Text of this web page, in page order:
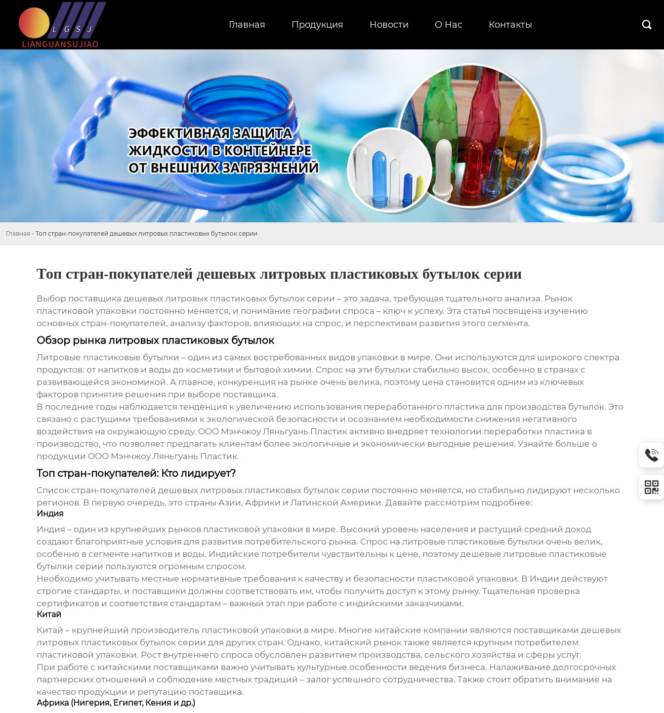
Главная Продукция Новости О Hас Контакты 
Главная - Топ стран-покупателей дешевых литровых пластиковых бутылок серии
Топ стран-покупателей дешевых литровых пластиковых бутылок серии
Выбор поставщика дешевых литровых пластиковых бутылок серии – это задача, требующая тщательного анализа. Рынок
пластиковой упаковки постоянно меняется, и понимание географии спроса – ключ к успеху. Эта статья посвящена изучению
основных стран-покупателей, анализу факторов, влияющих на спрос, и перспективам развития этого сегмента.
Обзор рынка литровых пластиковых бутылок
Литровые пластиковые бутылки – один из самых востребованных видов упаковки в мире. Они используются для широкого спектра
продуктов: от напитков и воды до косметики и бытовой химии. Спрос на эти бутылки стабильно высок, особенно в странах с
развивающейся экономикой. А главное, конкуренция на рынке очень велика, поэтому цена становится одним из ключевых
факторов принятия решения при выборе поставщика.
В последние годы наблюдается тенденция к увеличению использования переработанного пластика для производства бутылок. Это
связано с растущими требованиями к экологической безопасности и осознанием необходимости снижения негативного
воздействия на окружающую среду. ООО Мэнчжоу Ляньгуань Пластик активно внедряет технологии переработки пластика в
производство, что позволяет предлагать клиентам более экологичные и экономически выгодные решения. Узнайте больше о
продукции ООО Мэнчжоу Ляньгуань Пластик.
Топ стран-покупателей: Кто лидирует?
Список стран-покупателей дешевых литровых пластиковых бутылок серии постоянно меняется, но стабильно лидируют несколько
регионов. В первую очередь, это страны Азии, Африки и Латинской Америки. Давайте рассмотрим подробнее:
Индия
Индия – один из крупнейших рынков пластиковой упаковки в мире. Высокий уровень населения и растущий средний доход
создают благоприятные условия для развития потребительского рынка. Спрос на литровые пластиковые бутылки очень велик,
особенно в сегменте напитков и воды. Индийские потребители чувствительны к цене, поэтому дешевые литровые пластиковые
бутылки серии пользуются огромным спросом.
Необходимо учитывать местные нормативные требования к качеству и безопасности пластиковой упаковки. В Индии действуют
строгие стандарты, и поставщики должны соответствовать им, чтобы получить доступ к этому рынку. Тщательная проверка
сертификатов и соответствия стандартам – важный этап при работе с индийскими заказчиками.
Китай
Китай – крупнейший производитель пластиковой упаковки в мире. Многие китайские компании являются поставщиками дешевых
литровых пластиковых бутылок серии для других стран. Однако, китайский рынок также является крупным потребителем
пластиковой упаковки. Рост внутреннего спроса обусловлен развитием производства, сельского хозяйства и сферы услуг.
При работе с китайскими поставщиками важно учитывать культурные особенности ведения бизнеса. Налаживание долгосрочных
партнерских отношений и соблюдение местных традиций – залог успешного сотрудничества. Также стоит обратить внимание на
качество продукции и репутацию поставщика.
Африка (Нигерия, Египет, Кения и др.)